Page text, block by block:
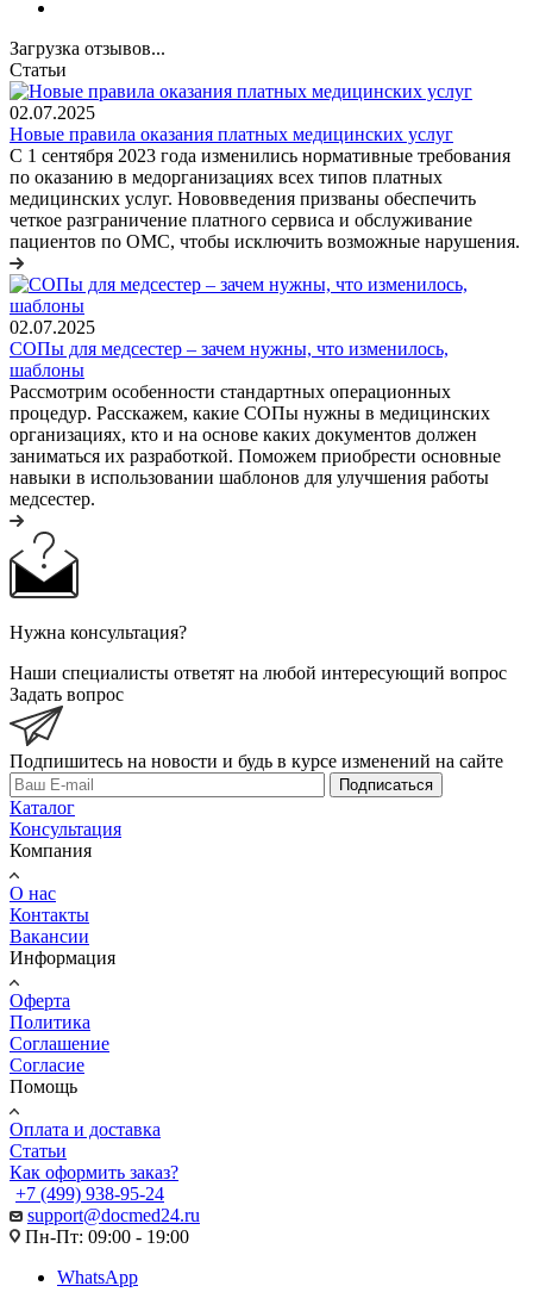
Загрузка отзывов...
Статьи
02.07.2025
Новые правила оказания платных медицинских услуг
С 1 сентября 2023 года изменились нормативные требования
по оказанию в медорганизациях всех типов платных
медицинских услуг. Нововведения призваны обеспечить
четкое разграничение платного сервиса и обслуживание
пациентов по ОМС, чтобы исключить возможные нарушения.
02.07.2025
СОПы для медсестер – зачем нужны, что изменилось,
шаблоны
Рассмотрим особенности стандартных операционных
процедур. Расскажем, какие СОПы нужны в медицинских
организациях, кто и на основе каких документов должен
заниматься их разработкой. Поможем приобрести основные
навыки в использовании шаблонов для улучшения работы
медсестер.
Нужна консультация?
Наши специалисты ответят на любой интересующий вопрос
Задать вопрос
Подпишитесь на новости и будь в курсе изменений на сайте
Подписаться
Каталог
Консультация
Компания
О нас
Контакты
Вакансии
Информация
Оферта
Политика
Соглашение
Согласие
Помощь
Оплата и доставка
Статьи
Как оформить заказ?
+7 (499) 938-95-24
support@docmed24.ru
Пн-Пт: 09:00 - 19:00
WhatsApp